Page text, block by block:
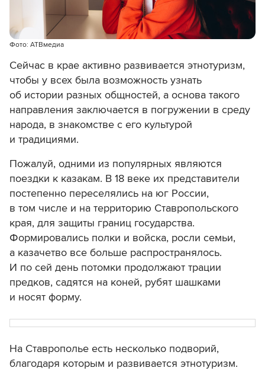
Фото: АТВмедиа
Сейчас в крае активно развивается этнотуризм,
чтобы у всех была возможность узнать
об истории разных общностей, а основа такого
направления заключается в погружении в среду
народа, в знакомстве с его культурой
и традициями.
Пожалуй, одними из популярных являются
поездки к казакам. В 18 веке их представители
постепенно переселялись на юг России,
в том числе и на территорию Ставропольского
края, для защиты границ государства.
Формировались полки и войска, росли семьи,
а казачетво все больше распространялось.
И по сей день потомки продолжают трации
предков, садятся на коней, рубят шашками
и носят форму.
На Ставрополье есть несколько подворий,
благодаря которым и развивается этнотуризм.